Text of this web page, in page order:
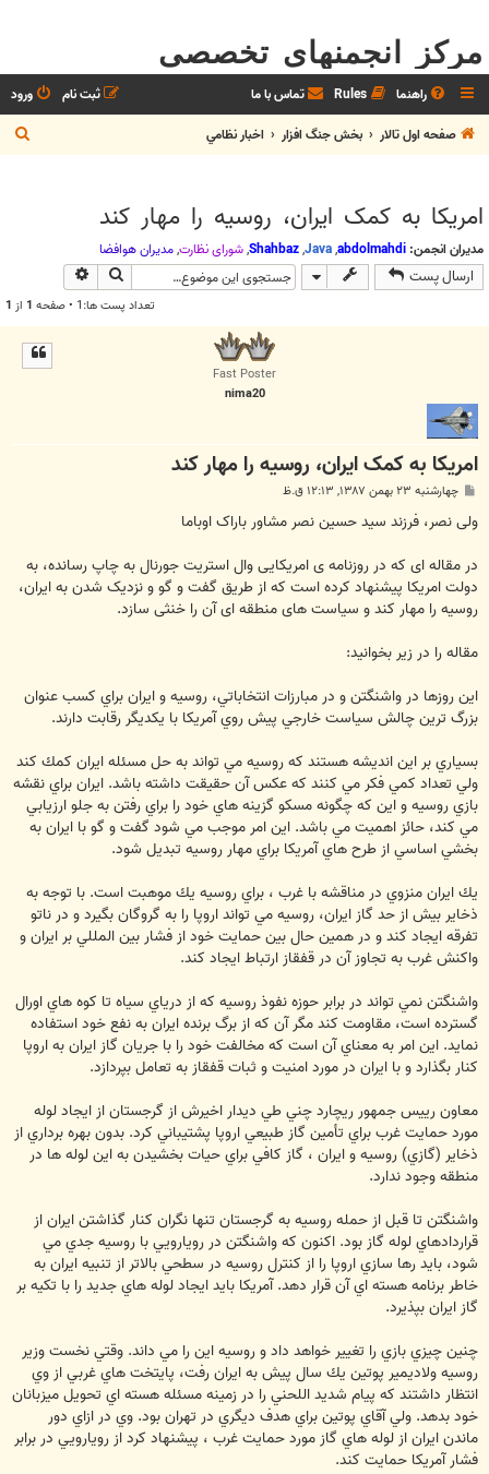
مرکز انجمنهای تخصصی
راهنما Rules تماس با ما ورود
ثبت نام
صفحه اول تالار
بخش جنگ افزار اخبار نظامي
س
امریکا به کمک ایران، روسیه را مهار کند
مدیران انجمن: abdolmahdi
,
Java
,
Shahbaz
,شوراي نظارت,مديران هوافضا
ارسال پست جستجو
تعداد پست ها:1 • صفحه 1 از 1
Fast Poster
nima20
امریکا به کمک ایران، روسیه را مهار کند
س
ت
چهارشنبه ۲۳ بهمن ۱۳۸۷, ۱۲:۱۳ ق.ظ
ولی نصر، فرزند سید حسین نصر مشاور باراک اوباما
در مقاله ای که در روزنامه ی امریکایی وال استریت جورنال به چاپ رسانده، به
دولت امریکا پیشنهاد کرده است که از طریق گفت و گو و نزدیک شدن به ایران،
روسیه را مهار کند و سیاست های منطقه ای آن را خنثی سازد.
مقاله را در زیر بخوانید:
اين روزها در واشنگتن و در مبارزات انتخاباتي، روسيه و ايران براي كسب عنوان
بزرگ ترين چالش سياست خارجي پيش روي آمريكا با يكديگر رقابت دارند.
بسياري بر اين انديشه هستند كه روسيه مي تواند به حل مسئله ايران كمك كند
ولي تعداد كمي فكر مي كنند كه عكس آن حقيقت داشته باشد. ايران براي نقشه
بازي روسيه و اين كه چگونه مسكو گزينه هاي خود را براي رفتن به جلو ارزيابي
مي كند، حائز اهميت مي باشد. اين امر موجب مي شود گفت و گو با ايران به
بخشي اساسي از طرح هاي آمريكا براي مهار روسيه تبديل شود.
يك ايران منزوي در مناقشه با غرب ، براي روسيه يك موهبت است. با توجه به
ذخاير بيش از حد گاز ايران، روسيه مي تواند اروپا را به گروگان بگيرد و در ناتو
تفرقه ايجاد كند و در همين حال بين حمايت خود از فشار بين المللي بر ايران و
واكنش غرب به تجاوز آن در قفقاز ارتباط ايجاد كند.
واشنگتن نمي تواند در برابر حوزه نفوذ روسيه كه از درياي سياه تا كوه هاي اورال
گسترده است، مقاومت كند مگر آن كه از برگ برنده ايران به نفع خود استفاده
نمايد. اين امر به معناي آن است كه مخالفت خود را با جريان گاز ايران به اروپا
كنار بگذارد و با ايران در مورد امنيت و ثبات قفقاز به تعامل بپردازد.
معاون رييس جمهور ريچارد چني طي ديدار اخيرش از گرجستان از ايجاد لوله
مورد حمايت غرب براي تأمين گاز طبيعي اروپا پشتيباني كرد. بدون بهره برداري از
ذخاير (گازي) روسيه و ايران ، گاز كافي براي حيات بخشيدن به اين لوله ها در
منطقه وجود ندارد.
واشنگتن تا قبل از حمله روسيه به گرجستان تنها نگران كنار گذاشتن ايران از
قراردادهاي لوله گاز بود. اكنون كه واشنگتن در رويارويي با روسيه جدي مي
شود، بايد رها سازي اروپا را از كنترل روسيه در سطحي بالاتر از تنبيه ايران به
خاطر برنامه هسته اي آن قرار دهد. آمريكا بايد ايجاد لوله هاي جديد را با تكيه بر
گاز ايران بپذيرد.
چنين چيزي بازي را تغيير خواهد داد و روسيه اين را مي داند. وقتي نخست وزير
روسيه ولاديمير پوتين يك سال پيش به ايران رفت، پايتخت هاي غربي از وي
انتظار داشتند كه پيام شديد اللحني را در زمينه مسئله هسته اي تحويل ميزبانان
خود بدهد. ولي آقاي پوتين براي هدف ديگري در تهران بود. وي در ازاي دور
ماندن ايران از لوله هاي گاز مورد حمايت غرب ، پيشنهاد كرد از رويارويي در برابر
فشار آمريكا حمايت كند.